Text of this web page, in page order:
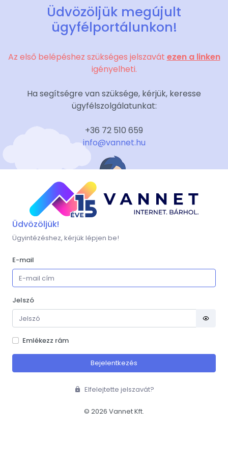
Üdvözöljük megújult
ügyfélportálunkon!
Az első belépéshez szükséges jelszavát ezen a linken
igényelheti.
Ha segítségre van szüksége, kérjük, keresse
ügyfélszolgálatunkat:
+36 72 510 659
info@vannet.hu
Üdvözöljük!
Ügyintézéshez, kérjük lépjen be!
E-mail
Jelszó
Emlékezz rám
Bejelentkezés
Elfelejtette jelszavát?
© 2026 Vannet Kft.